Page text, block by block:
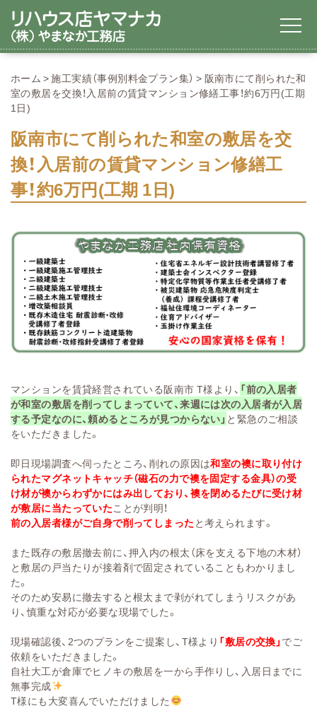
ホーム 施工実績（事例別料金プラン集）
阪南市にて削られた和
室の敷居を交換！入居前の賃貸マンション修繕工事！約6万円(工期
1日)
阪南市にて削られた和室の敷居を交
換！入居前の賃貸マンション修繕工
事！約6万円(工期 1日)
マンションを賃貸経営されている阪南市 T様より、 「前の入居者
が和室の敷居を削ってしまっていて、来週には次の入居者が入居
する予定なのに、頼めるところが見つからない」 と緊急のご相談
をいただきました。
即日現場調査へ伺ったところ、削れの原因は和室の襖に取り付け
られたマグネットキャッチ（磁石の力で襖を固定する金具）の受
け材が襖からわずかにはみ出しており、襖を閉めるたびに受け材
が敷居に当たっていたことが判明！
前の入居者様がご自身で削ってしまった と考えられます。
また既存の敷居撤去前に、押入内の根太（床を支える下地の木材）
と敷居の戸当たりが接着剤で固定されていることもわかりまし
た。
そのため安易に撤去すると根太まで剥がれてしまうリスクがあ
り、慎重な対応が必要な現場でした。
現場確認後、2つのプランをご提案し、T様より 「敷居の交換」 でご
依頼をいただきました。
自社大工が倉庫でヒノキの敷居を一から手作りし、入居日までに
無事完成
T様にも大変喜んでいただけました